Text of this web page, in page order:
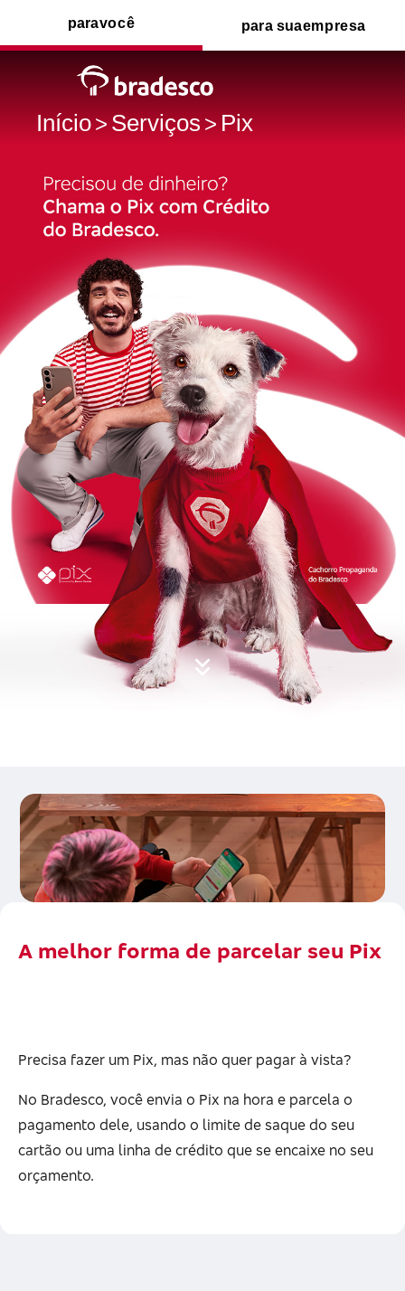
Início>Serviços>Pix
paravocê para suaempresa
A melhor forma de parcelar seu Pix
Precisa fazer um Pix, mas não quer pagar à vista?
No Bradesco, você envia o Pix na hora e parcela o
pagamento dele, usando o limite de saque do seu
cartão ou uma linha de crédito que se encaixe no seu
orçamento.